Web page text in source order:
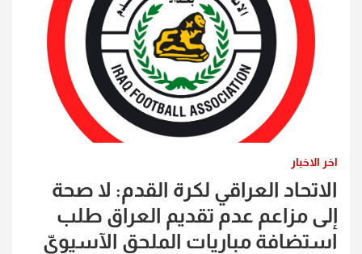
اخر الاخبار
الاتحاد العراقي لكرة القدم: لا صحة
إلى مزاعم عدم تقديم العراق طلب
استضافة مباريات الملحق الآسيويّ